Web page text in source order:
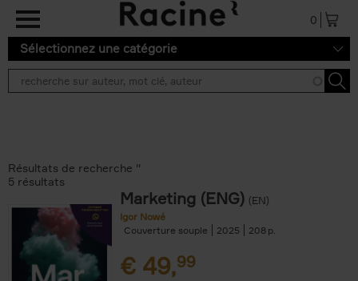
Aller au contenu principal
0
Sélectionnez une catégorie
Résultats de recherche ''
5 résultats
Marketing (ENG) (EN)
Igor Nowé
Couverture souple
2025 208
€ 49,99